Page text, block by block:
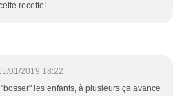
recette!
01/2019 18:22
les enfants, à plusieurs ça avance